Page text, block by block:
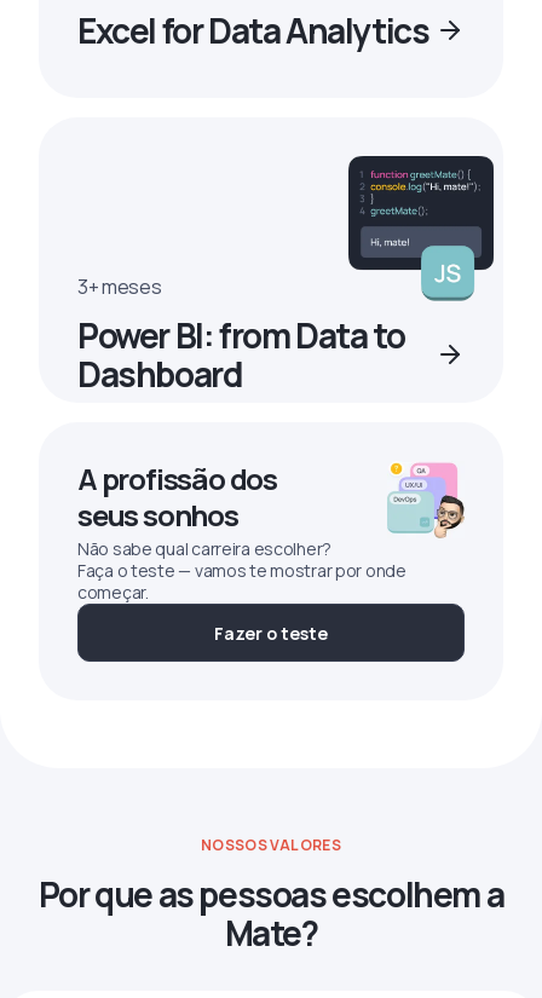
Excel for Data Analytics
3+ meses
Power BI: from Data to
Dashboard
A profissão dos
seus sonhos
Não sabe qual carreira escolher?
Faça o teste — vamos te mostrar por onde
começar.
Fazer o teste
NOSSOS VALORES
Por que as pessoas escolhem a
Mate?